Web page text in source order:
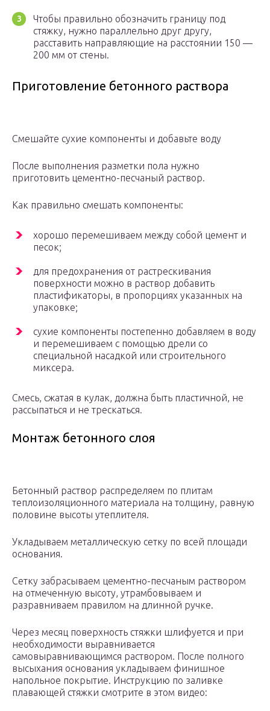
Чтобы правильно обозначить границу под
стяжку, нужно параллельно друг другу,
расставить направляющие на расстоянии 150 —
200 мм от стены.
Приготовление бетонного раствора
Смешайте сухие компоненты и добавьте воду
После выполнения разметки пола нужно
приготовить цементно-песчаный раствор.
Как правильно смешать компоненты:
хорошо перемешиваем между собой цемент и
песок;
для предохранения от растрескивания
поверхности можно в раствор добавить
пластификаторы, в пропорциях указанных на
упаковке;
сухие компоненты постепенно добавляем в воду
и перемешиваем с помощью дрели со
специальной насадкой или строительного
миксера.
Смесь, сжатая в кулак, должна быть пластичной, не
рассыпаться и не трескаться.
Монтаж бетонного слоя
Бетонный раствор распределяем по плитам
теплоизоляционного материала на толщину, равную
половине высоты утеплителя.
Укладываем металлическую сетку по всей площади
основания.
Сетку забрасываем цементно-песчаным раствором
на отмеченную высоту, утрамбовываем и
разравниваем правилом на длинной ручке.
Через месяц поверхность стяжки шлифуется и при
необходимости выравнивается
самовыравнивающимся раствором. После полного
высыхания основания укладываем финишное
напольное покрытие. Инструкцию по заливке
плавающей стяжки смотрите в этом видео: